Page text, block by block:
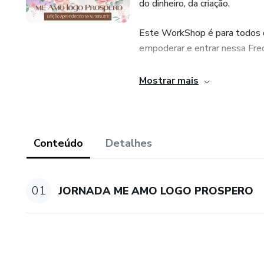
do dinheiro, da criação.
Este WorkShop é para todos
empoderar e entrar nessa
Serão 3 Blocos de uma
No 3º Vamos trazer de todos
PESSOAL. Para que de uma
Mostrar mais
Conteúdo Detalhes
01 JORNADA ME AMO LOGO PROSPERO